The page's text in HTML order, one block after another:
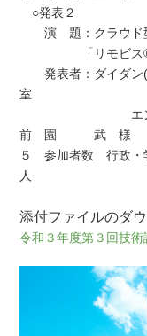
○発表２
演 題：クラウド型
「リモビス®（
発表者：ダイダン(
室
エンジ
前 園 武 様
５ 参加者数 行政・
人
添付ファイルのダ
令和３年度第３回技